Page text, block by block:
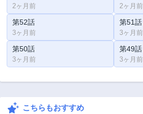
2ヶ月前 2ヶ月前
第52話
3ヶ月前
第51話
3ヶ月前
第50話
3ヶ月前
第49話
3ヶ月前
こちらもおすすめ